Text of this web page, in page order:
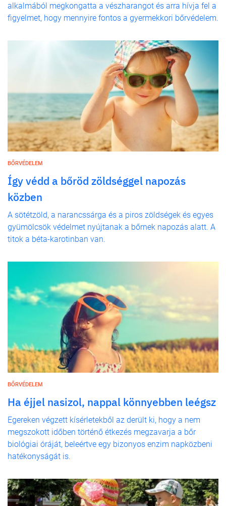
alkalmából megkongatta a vészharangot és arra hívja fel a
figyelmet, hogy mennyire fontos a gyermekkori bőrvédelem.
BŐRVÉDELEM
Így védd a bőröd zöldséggel napozás
közben
A sötétzöld, a narancssárga és a piros zöldségek és egyes
gyümölcsök védelmet nyújtanak a bőrnek napozás alatt. A
titok a béta-karotinban van.
BŐRVÉDELEM
Ha éjjel nasizol, nappal könnyebben leégsz
Egereken végzett kísérletekből az derült ki, hogy a nem
megszokott időben történő étkezés megzavarja a bőr
biológiai óráját, beleértve egy bizonyos enzim napközbeni
hatékonyságát is.